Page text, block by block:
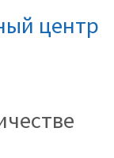
центр